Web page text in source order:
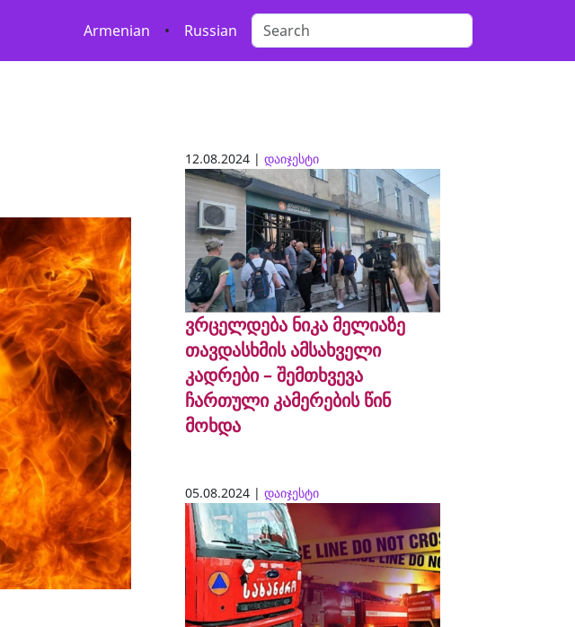
Armenian • Russian
12.08.2024 | დაიჯესტი
ვრცელდება ნიკა მელიაზე
თავდასხმის ამსახველი
კადრები – შემთხვევა
ჩართული კამერების წინ
მოხდა
05.08.2024 | დაიჯესტი